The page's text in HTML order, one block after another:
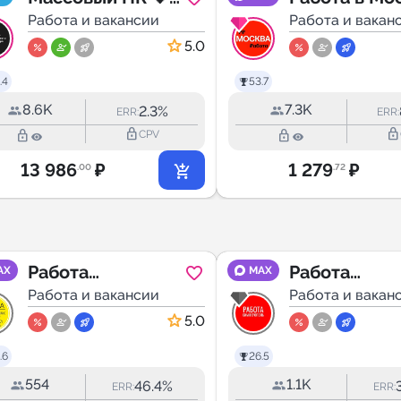
🧡🤍
Работа и вакансии
5.0
8.6K ERR:2.3%
lock_outline lock_outlineCPV
13 986.00 ₽
53.7
Вакансии
Работа и
7.3K ERR:
lock_outline lock_outline
1 279.72 ₽
Работа
Стерлитамак
Работа и вакансии
5.0
554 ERR:46.4%
MAX
26.5
Работа
Работа и
1.1K ERR: